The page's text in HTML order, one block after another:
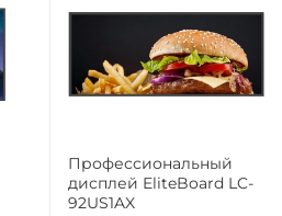
Профессиональный
дисплей EliteBoard LC-
92US1AX